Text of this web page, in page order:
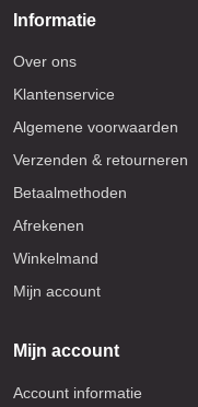
Informatie
Over ons
Klantenservice
Algemene voorwaarden
Verzenden & retourneren
Betaalmethoden
Afrekenen
Winkelmand
Mijn account
Mijn account
Account informatie